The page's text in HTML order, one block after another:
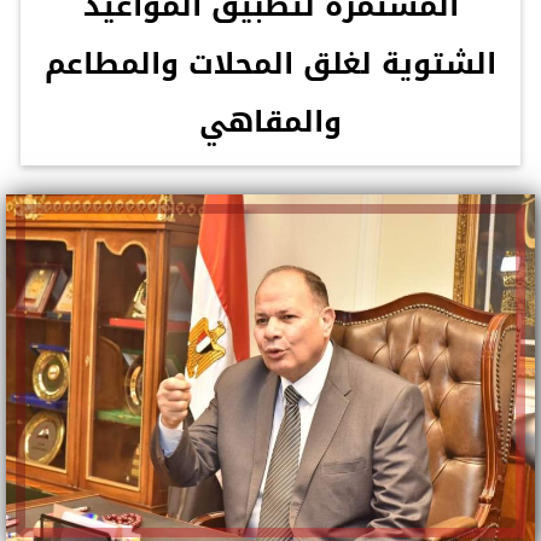
الشتوية لغلق المحلات والمطاعم
والمقاهي